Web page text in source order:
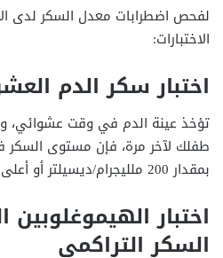
لفحص اضطرابات معدل السكر لدى
الاختبارات:
اختبار سكر الدم
تؤخذ عينة الدم في وقت عشوائي،
طفلك لآخر مرة، فإن مستوى
بمقدار 200 ملليجرام/ديسيلتر أو أعلى يشير إلى مرض السكري.
السكر التراكمي